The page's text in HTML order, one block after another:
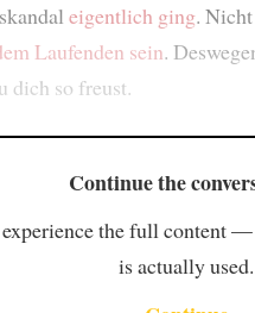
eigentlich ging.
Laufenden sein.
dich so freust.
Continue the
the full content
is actually used.